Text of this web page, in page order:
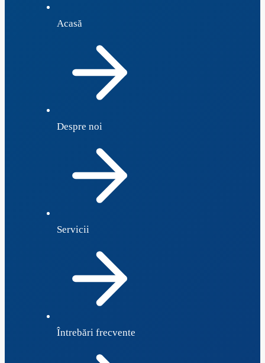
Acasă
Despre noi
Servicii
Întrebări frecvente